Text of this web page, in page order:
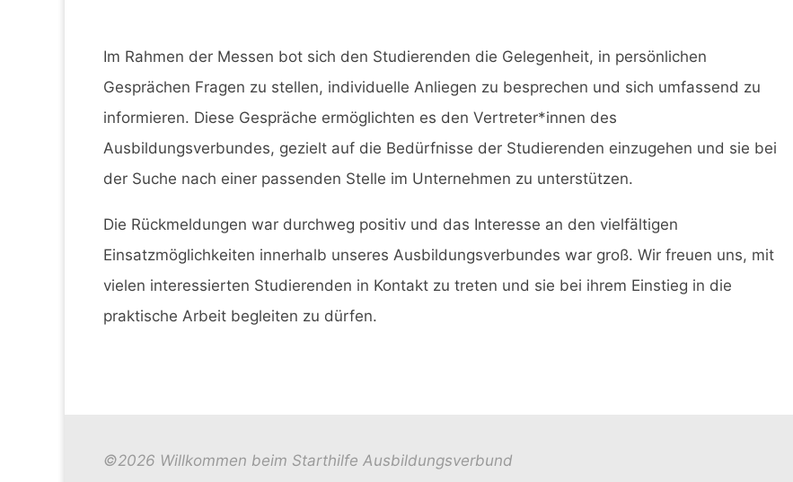
Im Rahmen der Messen bot sich den Studierenden die Gelegenheit, in persönlichen
Gesprächen Fragen zu stellen, individuelle Anliegen zu besprechen und sich umfassend zu
informieren. Diese Gespräche ermöglichten es den Vertreter*innen des
Ausbildungsverbundes, gezielt auf die Bedürfnisse der Studierenden einzugehen und sie bei
der Suche nach einer passenden Stelle im Unternehmen zu unterstützen.
Die Rückmeldungen war durchweg positiv und das Interesse an den vielfältigen
Einsatzmöglichkeiten innerhalb unseres Ausbildungsverbundes war groß. Wir freuen uns, mit
vielen interessierten Studierenden in Kontakt zu treten und sie bei ihrem Einstieg in die
praktische Arbeit begleiten zu dürfen.
©2026 Willkommen beim Starthilfe Ausbildungsverbund